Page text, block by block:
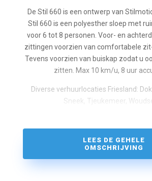
De Stil 660 is een ontwerp van
Stil 660 is een polyesther sloep met
voor 6 tot 8 personen. Voor- en
zittingen voorzien van comfortabele
Tevens voorzien van buiskap zodat u
zitten. Max 10 km/u, 8 uur
Diverse verhuurlocaties Friesland:
Sneek, Tjeukemeer,
LEES DE GEHELE
OMSCHRIJVING